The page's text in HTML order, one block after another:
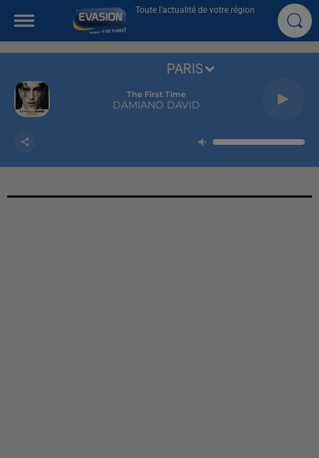
Toute l'actualité de votre région
The First Time
DAMIANO DAVID
PARIS